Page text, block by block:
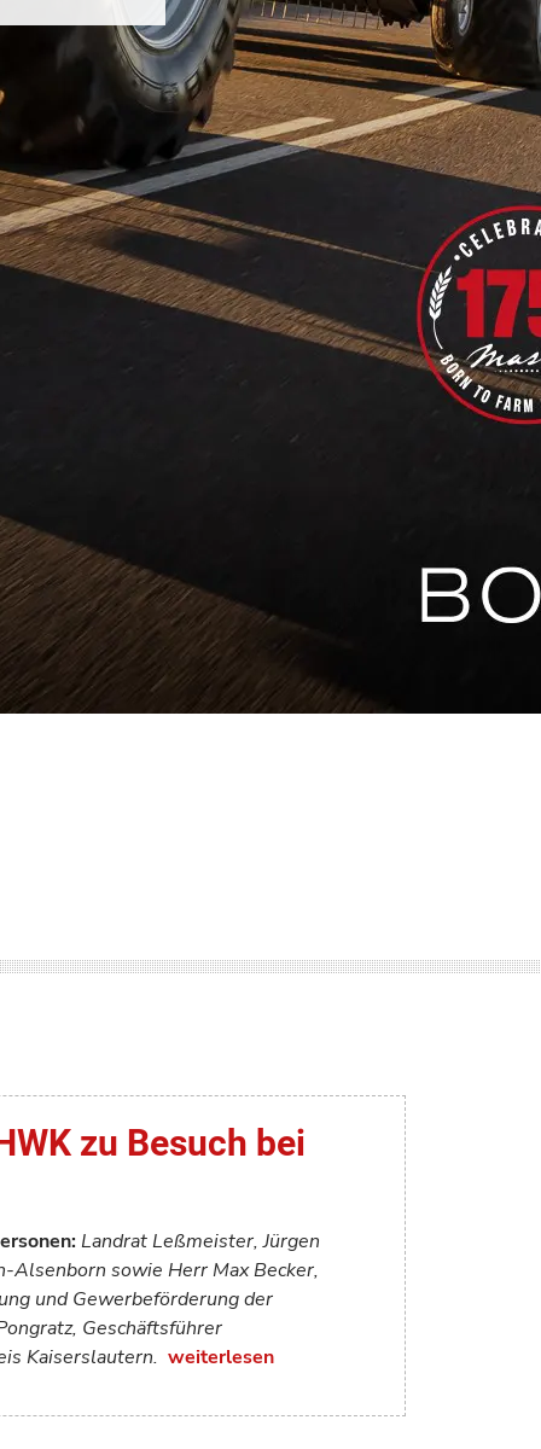
zu Besuch bei
Landrat Leßmeister, Jürgen
Alsenborn sowie Herr Max Becker,
und Gewerbeförderung der
Geschäftsführer
Kaiserslautern. weiterlesen